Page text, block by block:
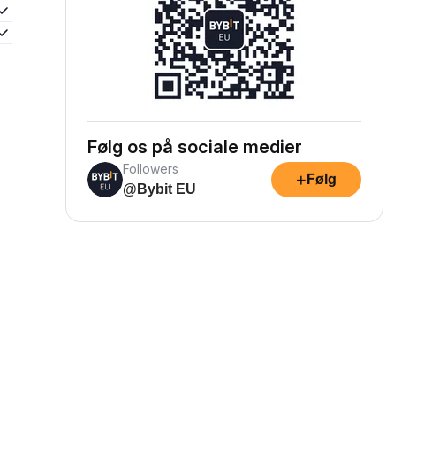
Følg os på sociale medier
Followers
@Bybit EU
+ Følg